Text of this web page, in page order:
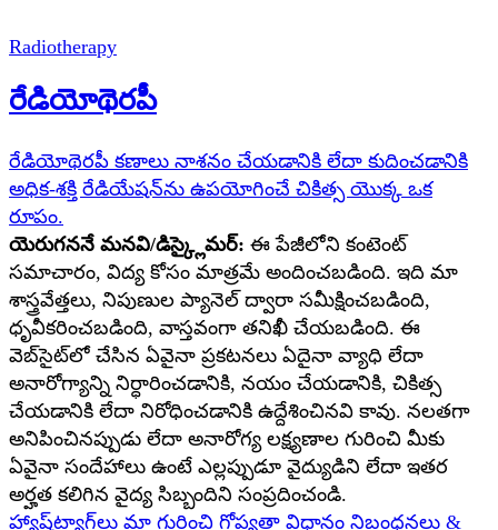
Radiotherapy
రేడియోథెరపీ
రేడియోథెరపీ కణాలు నాశనం చేయడానికి లేదా కుదించడానికి
అధిక-శక్తి రేడియేషన్‌ను ఉపయోగించే చికిత్స యొక్క ఒక
రూపం.
యెరుగననే మనవి/డిస్క్లైమర్: ఈ పేజీలోని కంటెంట్
సమాచారం, విద్య కోసం మాత్రమే అందించబడింది. ఇది మా
శాస్త్రవేత్తలు, నిపుణుల ప్యానెల్ ద్వారా సమీక్షించబడింది,
ధృవీకరించబడింది, వాస్తవంగా తనిఖీ చేయబడింది. ఈ
వెబ్‌సైట్‌లో చేసిన ఏవైనా ప్రకటనలు ఏదైనా వ్యాధి లేదా
అనారోగ్యాన్ని నిర్ధారించడానికి, నయం చేయడానికి, చికిత్స
చేయడానికి లేదా నిరోధించడానికి ఉద్దేశించినవి కావు. నలతగా
అనిపించినప్పుడు లేదా అనారోగ్య లక్ష్యణాల గురించి మీకు
ఏవైనా సందేహాలు ఉంటే ఎల్లప్పుడూ వైద్యుడిని లేదా ఇతర
అర్హత కలిగిన వైద్య సిబ్బందిని సంప్రదించండి.
హ్యాష్‌ట్యాగ్‌లు మా గురించి గోప్యతా విధానం నిబంధనలు &